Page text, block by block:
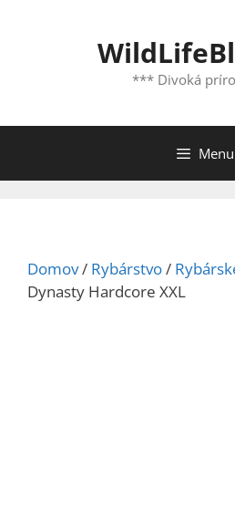
*** Divoká
Menu
Domov/ Rybárstvo/
Dynasty Hardcore XXL